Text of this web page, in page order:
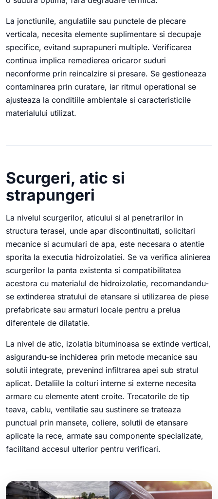
La jonctiunile, angulatiile sau punctele de plecare
verticala, necesita elemente suplimentare si decupaje
specifice, evitand suprapuneri multiple. Verificarea
continua implica remedierea oricaror suduri
neconforme prin reincalzire si presare. Se gestioneaza
contaminarea prin curatare, iar ritmul operational se
ajusteaza la conditiile ambientale si caracteristicile
materialului utilizat.
Scurgeri, atic si
strapungeri
La nivelul scurgerilor, aticului si al penetrarilor in
structura terasei, unde apar discontinuitati, solicitari
mecanice si acumulari de apa, este necesara o atentie
sporita la executia hidroizolatiei. Se va verifica alinierea
scurgerilor la panta existenta si compatibilitatea
acestora cu materialul de hidroizolatie, recomandandu-
se extinderea stratului de etansare si utilizarea de piese
prefabricate sau armaturi locale pentru a prelua
diferentele de dilatatie.
La nivel de atic, izolatia bituminoasa se extinde vertical,
asigurandu-se inchiderea prin metode mecanice sau
solutii integrate, prevenind infiltrarea apei sub stratul
aplicat. Detaliile la colturi interne si externe necesita
armare cu elemente atent croite. Trecatorile de tip
teava, cablu, ventilatie sau sustinere se trateaza
punctual prin mansete, coliere, solutii de etansare
aplicate la rece, armate sau componente specializate,
facilitand accesul ulterior pentru verificari.